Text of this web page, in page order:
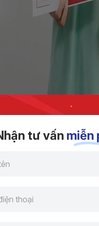
Học viên Nguyễn Thị
TOEIC
số 895 TOEIC
gặp phải trong quá trình
tư vấn miễn